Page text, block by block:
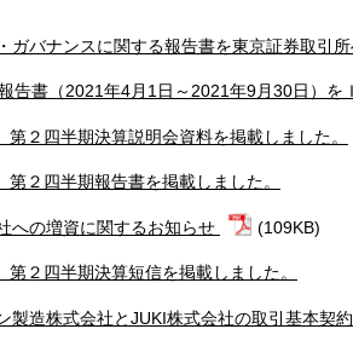
ガバナンスに関する報告書を東京証券取引
書（2021年4月1日～2021年9月30日）を
２四半期決算説明会資料を掲載しました。
２四半期報告書を掲載しました。
への増資に関するお知らせ (109KB)
２四半期決算短信を掲載しました。
製造株式会社とJUKI株式会社の取引基本契